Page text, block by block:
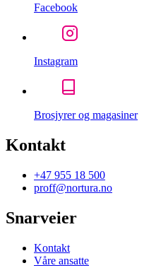
Facebook
Instagram
Brosjyrer og magasiner
Kontakt
+47 955 18 500
proff@nortura.no
Snarveier
Kontakt
Våre ansatte